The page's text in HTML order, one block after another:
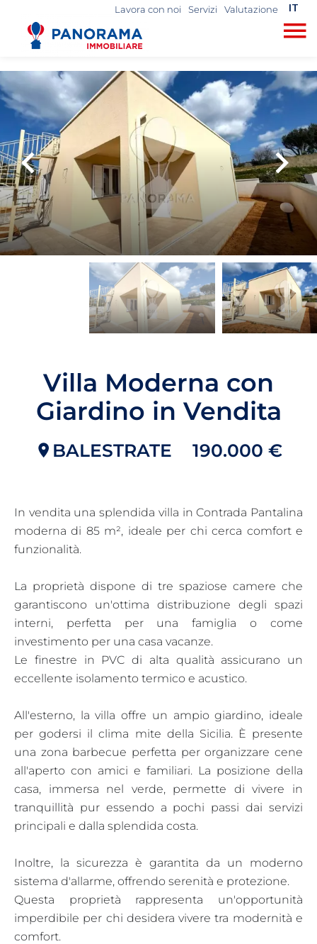
Lavora con noi Servizi Valutazione IT
Villa Moderna con
Giardino in Vendita
BALESTRATE 190.000 €
In vendita una splendida villa in Contrada Pantalina
moderna di 85 m², ideale per chi cerca comfort e
funzionalità.
La proprietà dispone di tre spaziose camere che
garantiscono un'ottima distribuzione degli spazi
interni, perfetta per una famiglia o come
investimento per una casa vacanze.
Le finestre in PVC di alta qualità assicurano un
eccellente isolamento termico e acustico.
All'esterno, la villa offre un ampio giardino, ideale
per godersi il clima mite della Sicilia. È presente
una zona barbecue perfetta per organizzare cene
all'aperto con amici e familiari. La posizione della
casa, immersa nel verde, permette di vivere in
tranquillità pur essendo a pochi passi dai servizi
principali e dalla splendida costa.
Inoltre, la sicurezza è garantita da un moderno
sistema d'allarme, offrendo serenità e protezione.
Questa proprietà rappresenta un'opportunità
imperdibile per chi desidera vivere tra modernità e
comfort.